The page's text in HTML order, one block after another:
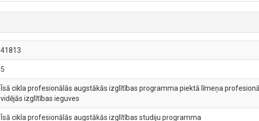
41813
5
Īsā cikla profesionālās augstākās izglītības programma piektā līmeņa
vidējās izglītības ieguves
Īsā cikla profesionālās augstākās izglītības studiju programma